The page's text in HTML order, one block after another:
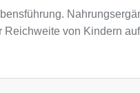
von Kindern